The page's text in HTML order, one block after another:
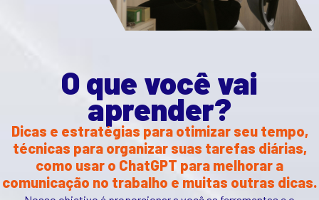
O que você vai
aprender?
Dicas e estratégias para otimizar seu tempo,
técnicas para organizar suas tarefas diárias,
como usar o ChatGPT para melhorar a
comunicação no trabalho e muitas outras dicas.